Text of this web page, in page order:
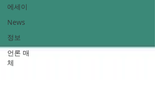
에세이
News
정보
언론 매
체